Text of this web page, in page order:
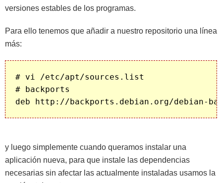
versiones estables de los programas.
Para ello tenemos que añadir a nuestro repositorio una línea
más:
# vi /etc/apt/sources.list
# backports
y luego simplemente cuando queramos instalar una
aplicación nueva, para que instale las dependencias
necesarias sin afectar las actualmente instaladas usamos la